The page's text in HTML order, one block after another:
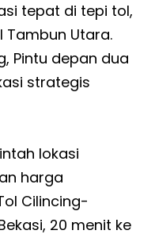
tepat di tepi tol,
Utara.
Pintu depan dua
strategis
lokasi
harga
Cilincing-
20 menit ke